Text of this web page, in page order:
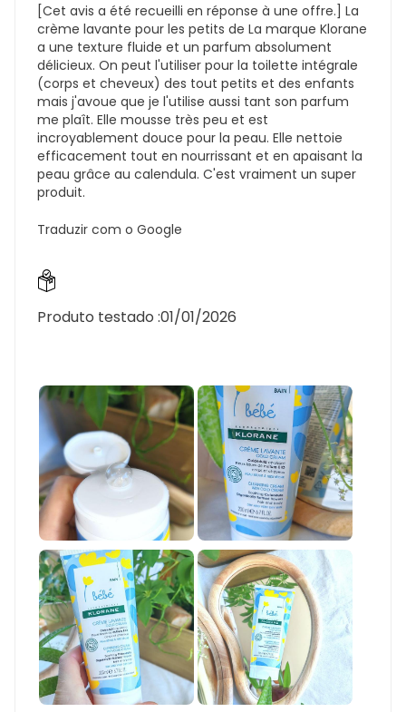
[Cet avis a été recueilli en réponse à une offre.] La
crème lavante pour les petits de La marque Klorane
a une texture fluide et un parfum absolument
délicieux. On peut l'utiliser pour la toilette intégrale
(corps et cheveux) des tout petits et des enfants
mais j'avoue que je l'utilise aussi tant son parfum
me plaît. Elle mousse très peu et est
incroyablement douce pour la peau. Elle nettoie
efficacement tout en nourrissant et en apaisant la
peau grâce au calendula. C'est vraiment un super
produit.
Traduzir com o Google
Produto testado :01/01/2026